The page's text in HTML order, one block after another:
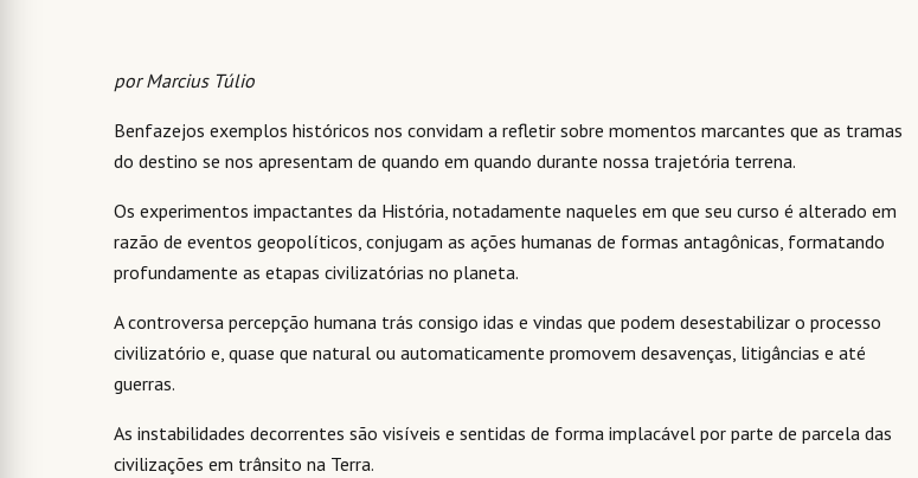
por Marcius Túlio
Benfazejos exemplos históricos nos convidam a refletir sobre momentos marcantes que as tramas
do destino se nos apresentam de quando em quando durante nossa trajetória terrena.
Os experimentos impactantes da História, notadamente naqueles em que seu curso é alterado em
razão de eventos geopolíticos, conjugam as ações humanas de formas antagônicas, formatando
profundamente as etapas civilizatórias no planeta.
A controversa percepção humana trás consigo idas e vindas que podem desestabilizar o processo
civilizatório e, quase que natural ou automaticamente promovem desavenças, litigâncias e até
guerras.
As instabilidades decorrentes são visíveis e sentidas de forma implacável por parte de parcela das
civilizações em trânsito na Terra.